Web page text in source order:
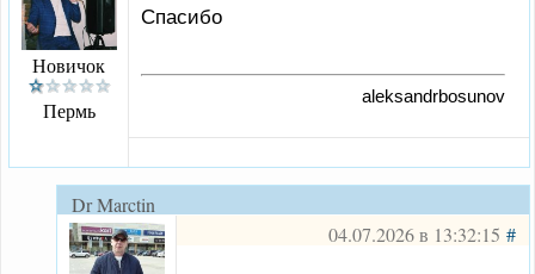
Новичок
Пермь
Спасибо
aleksandrbosunov
Dr Marctin
04.07.2026 в 13:32:15#